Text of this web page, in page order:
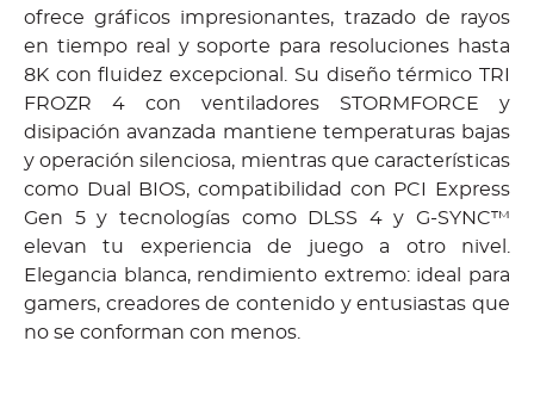
ofrece gráficos impresionantes, trazado de rayos
en tiempo real y soporte para resoluciones hasta
8K con fluidez excepcional. Su diseño térmico TRI
FROZR 4 con ventiladores STORMFORCE y
disipación avanzada mantiene temperaturas bajas
y operación silenciosa, mientras que características
como Dual BIOS, compatibilidad con PCI Express
Gen 5 y tecnologías como DLSS 4 y G-SYNC™
elevan tu experiencia de juego a otro nivel.
Elegancia blanca, rendimiento extremo: ideal para
gamers, creadores de contenido y entusiastas que
no se conforman con menos.